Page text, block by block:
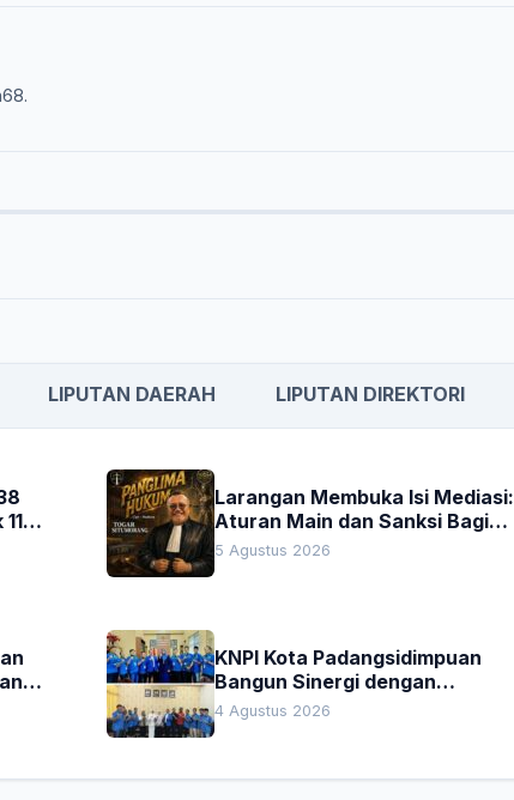
LIPUTAN DAERAH LIPUTAN DIREKTORI
Larangan Membuka Isi Mediasi:
Aturan Main dan Sanksi Bagi
Penegak Hukum
5 Agustus 2026
KNPI Kota Padangsidimpuan
Bangun Sinergi dengan
Pengadilan Negeri dan DPRD
4 Agustus 2026